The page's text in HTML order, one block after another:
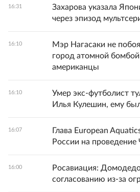
16:31
Захарова указала
через эпизод
16:10
Мэр Нагасаки не
город атомной
американцы
16:10
Умер экс-футболист
Илья Кулешин, ему
16:07
Глава European
России на проведение
16:00
Росавиация:
согласованию из-за